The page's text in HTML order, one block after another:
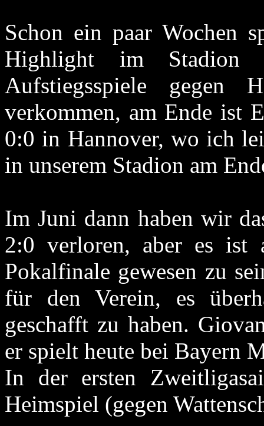
Schon ein paar Wochen
Highlight im Stadion
Aufstiegsspiele gegen
verkommen, am Ende ist
0:0 in Hannover, wo ich
in unserem Stadion am
Im Juni dann haben wir
2:0 verloren, aber es ist
Pokalfinale gewesen zu
für den Verein, es
geschafft zu haben.
er spielt heute bei Bayern
In der ersten
Heimspiel (gegen